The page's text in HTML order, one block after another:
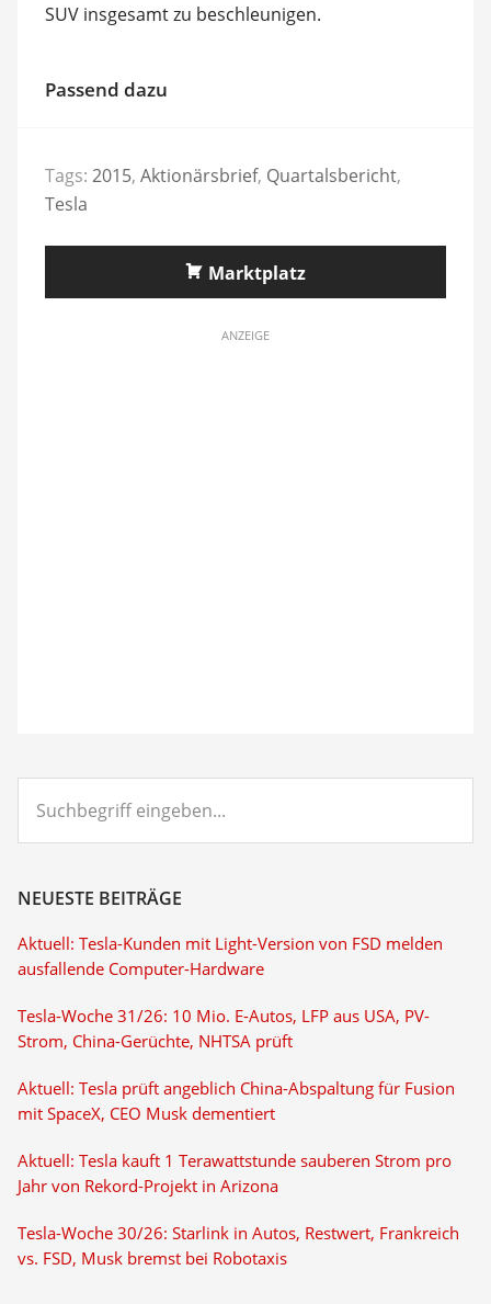
SUV insgesamt zu beschleunigen.
Passend dazu
Tags: 2015, Aktionärsbrief, Quartalsbericht,
Tesla
Marktplatz
ANZEIGE
eingeben...
NEUESTE BEITRÄGE
Aktuell: Tesla-Kunden mit Light-Version von FSD melden
ausfallende Computer-Hardware
Tesla-Woche 31/26: 10 Mio. E-Autos, LFP aus USA, PV-
Strom, China-Gerüchte, NHTSA prüft
Aktuell: Tesla prüft angeblich China-Abspaltung für Fusion
mit SpaceX, CEO Musk dementiert
Aktuell: Tesla kauft 1 Terawattstunde sauberen Strom pro
Jahr von Rekord-Projekt in Arizona
Tesla-Woche 30/26: Starlink in Autos, Restwert, Frankreich
vs. FSD, Musk bremst bei Robotaxis